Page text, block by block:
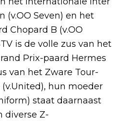
(v.OO Seven) en het
Chopard B (v.OO
is de volle zus van het
Prix-paard Hermes
van het Zware Tour-
hun moeder
staat daarnaast
diverse Z-